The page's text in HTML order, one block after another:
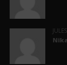
JULES